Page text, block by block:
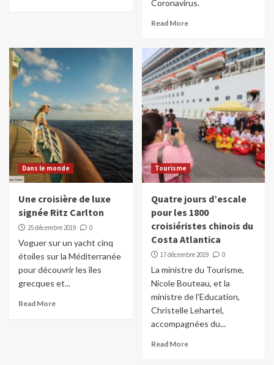
Coronavirus.
Read More
Dans le monde
Une croisière de luxe
signée Ritz Carlton
25 décembre 2019 0
Voguer sur un yacht cinq
étoiles sur la Méditerranée
pour découvrir les îles
grecques et...
Read More
Tourisme
Quatre jours d’escale
pour les 1800
croisiéristes chinois du
Costa Atlantica
17 décembre 2019 0
La ministre du Tourisme,
Nicole Bouteau, et la
ministre de l’Education,
Christelle Lehartel,
accompagnées du...
Read More